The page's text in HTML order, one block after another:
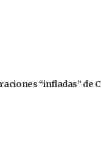
“infladas” de